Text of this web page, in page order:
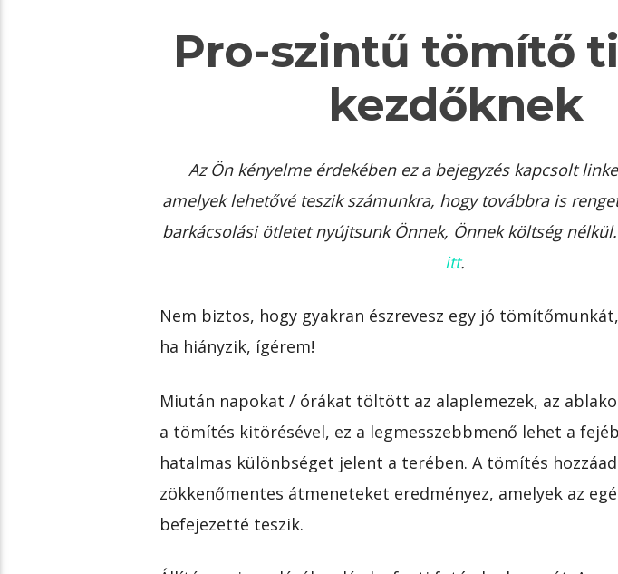
Pro-szintű tömítő
kezdőknek
Az Ön kényelme érdekében ez a bejegyzés kapcsolt
amelyek lehetővé teszik számunkra, hogy továbbra is
barkácsolási ötletet nyújtsunk Önnek, Önnek költség
itt.
Nem biztos, hogy gyakran észrevesz egy jó
ha hiányzik, ígérem!
Miután napokat / órákat töltött az alaplemezek, az
a tömítés kitörésével, ez a legmesszebbmenő lehet a
hatalmas különbséget jelent a terében. A tömítés
zökkenőmentes átmeneteket eredményez, amelyek az
befejezetté teszik.